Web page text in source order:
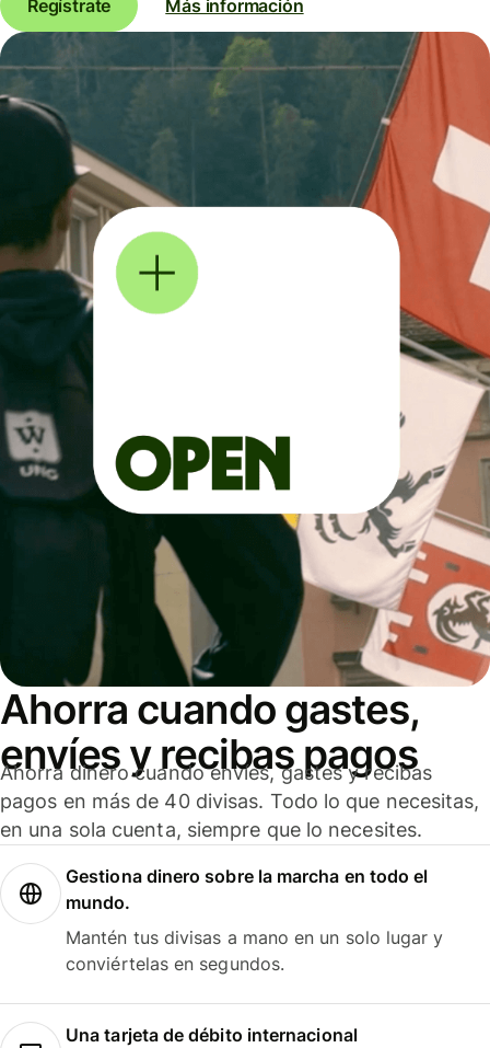
Regístrate Más información
Ahorra cuando gastes,
envíes y recibas pagos
Ahorra dinero cuando envíes, gastes y recibas
pagos en más de 40 divisas. Todo lo que necesitas,
en una sola cuenta, siempre que lo necesites.
Gestiona dinero sobre la marcha en todo el
mundo.
Mantén tus divisas a mano en un solo lugar y
conviértelas en segundos.
Una tarjeta de débito internacional